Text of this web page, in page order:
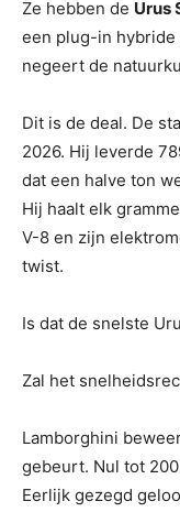
Ze hebben de Urus
een plug-in hybride
negeert de
Dit is de deal. De
2026. Hij leverde
dat een halve ton
Hij haalt elk
V-8 en zijn
twist.
Is dat de snelste
Zal het
Lamborghini
gebeurt. Nul tot
Eerlijk gezegd